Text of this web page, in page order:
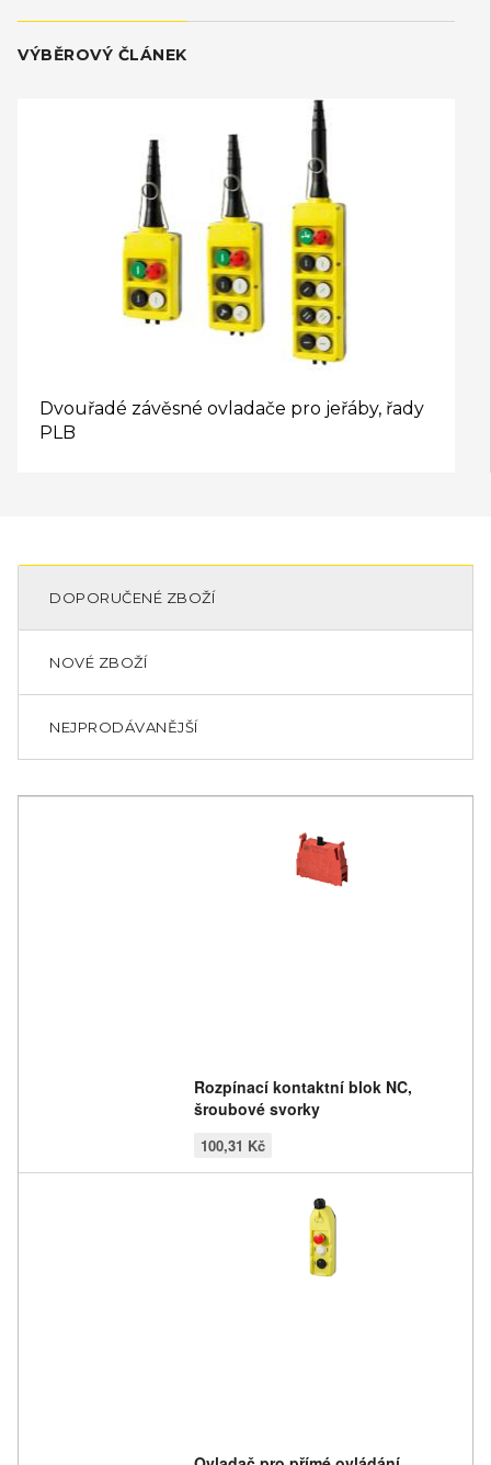
VÝBĚROVÝ ČLÁNEK
Dvouřadé závěsné ovladače pro jeřáby, řady
PLB
DOPORUČENÉ ZBOŽÍ
NOVÉ ZBOŽÍ
NEJPRODÁVANĚJŠÍ
Rozpínací kontaktní blok NC,
šroubové svorky
100,31 Kč